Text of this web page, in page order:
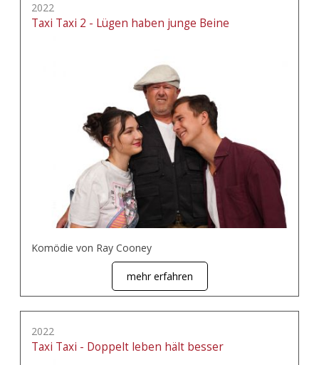
2022
Taxi Taxi 2 - Lügen haben junge Beine
Komödie von Ray Cooney
mehr erfahren
2022
Taxi Taxi - Doppelt leben hält besser